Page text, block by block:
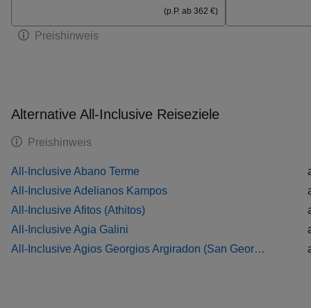
(p.P. ab 362 €)
Preishinweis
Alternative All-Inclusive Reiseziele
Preishinweis
All-Inclusive Abano Terme
All-Inclusive Adelianos Kampos
All-Inclusive Afitos (Athitos)
All-Inclusive Agia Galini
All-Inclusive Agios Georgios Argiradon (San George South)